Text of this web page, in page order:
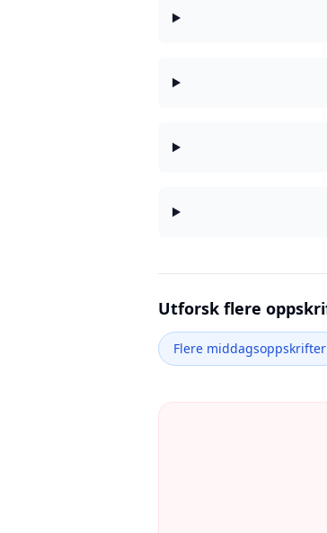
Utforsk flere
Flere middagsoppskrifter